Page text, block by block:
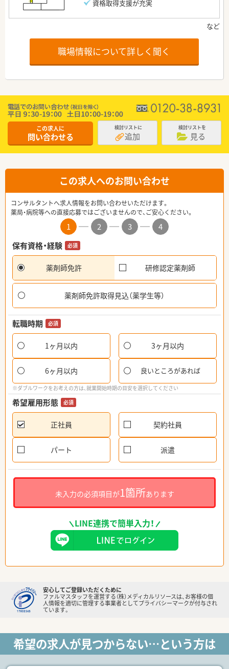
資格取得支援が充実
職場情報について詳しく聞く
この求人に
問い合わせる
検討リストに
追加
検討リストを
見る
この求人へのお問い合わせ
コンサルタントへ求人情報をお問い合わせいただけます。
薬局・病院等への直接応募ではございませんので、ご安心ください。
1 2 3
4
保有資格・経験
必須
薬剤師免許 研修認定薬剤師
薬剤師免許取得見込（薬学生等）
転職時期 必須
1ヶ月以内 3ヶ月以内
6ヶ月以内 良いところがあれば
※ダブルワークをお考えの方は、就業開始時期の目安を選択してください
希望雇用形態 必須
正社員 契約社員
パート 派遣
未入力の必須項目が1箇所あります
LINE連携で簡単入力！
安心してご登録いただくために
ファルマスタッフを運営する（株）メディカルリソースは、お客様の個
人情報を適切に管理する事業者としてプライバシーマークが付与され
ています。
希望の求人が見つからない…という方は